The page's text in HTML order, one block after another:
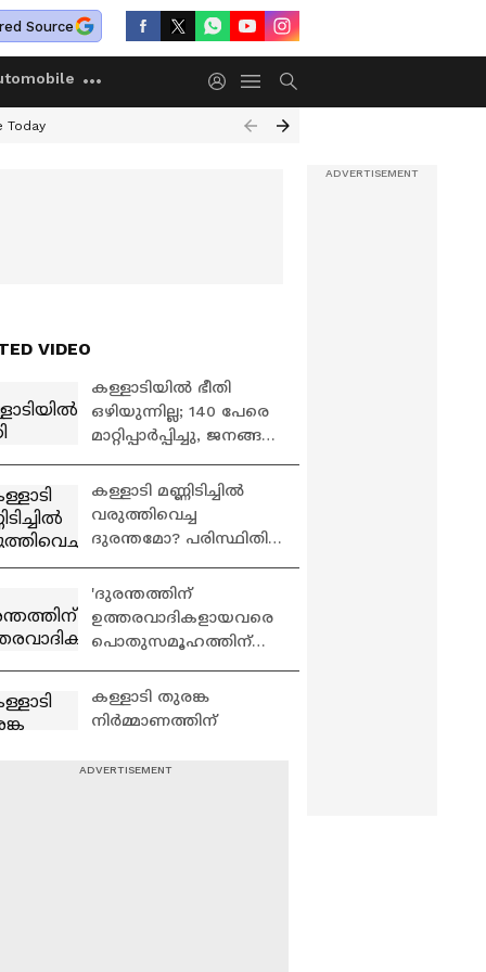
Source
Today
VIDEO
കള്ളാടിയിൽ ഭീതി
ഒഴിയുന്നില്ല; 140 പേരെ
മാറ്റിപ്പാർപ്പിച്ചു, ജനങ്ങൾ
ക്യാമ്പുകളിൽ
കള്ളാടി മണ്ണിടിച്ചില്‍
വരുത്തിവെച്ച
ദുരന്തമോ? പരിസ്ഥിതി
അശാസ്ത്രിയ
തുരങ്കപാത നിര്‍മാണം
'ദുരന്തത്തിന്
ഉത്തരവാദികളായവരെ
പൊതുസമൂഹത്തിന്
വരേണ്ടതുണ്ട്'
കള്ളാടി തുരങ്ക
നിര്‍മ്മാണത്തിന്
നടത്തിയിരുന്നോ?;